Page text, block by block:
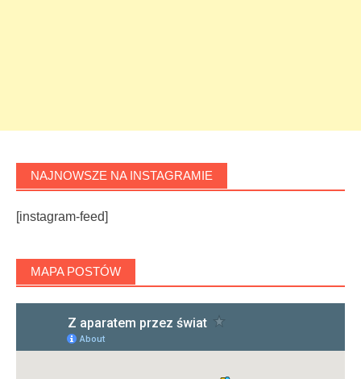
NAJNOWSZE NA INSTAGRAMIE
[instagram-feed]
MAPA POSTÓW